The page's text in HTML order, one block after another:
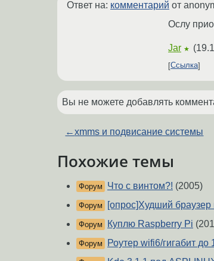
Ответ на: комментарий от
Ослу
Jar ★ (
Ссылка
Вы не можете добавлять
←xmms и подвисание системы
Похожие темы
Форум Что с винтом?! (2005)
Форум [опрос]Худший
Форум Куплю Raspberry Pi
Форум Роутер wifi6/гигабит до